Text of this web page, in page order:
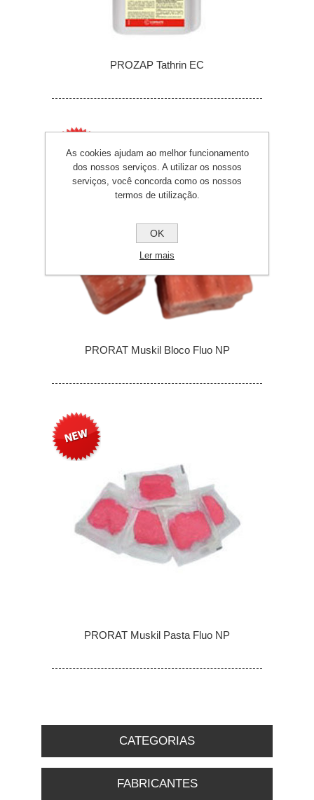
PROZAP Tathrin EC
PRORAT Muskil Bloco Fluo NP
PRORAT Muskil Pasta Fluo NP
CATEGORIAS
FABRICANTES
As cookies ajudam ao melhor funcionamento
dos nossos serviços. A utilizar os nossos
serviços, você concorda como os nossos
termos de utilização.
OK
Ler mais